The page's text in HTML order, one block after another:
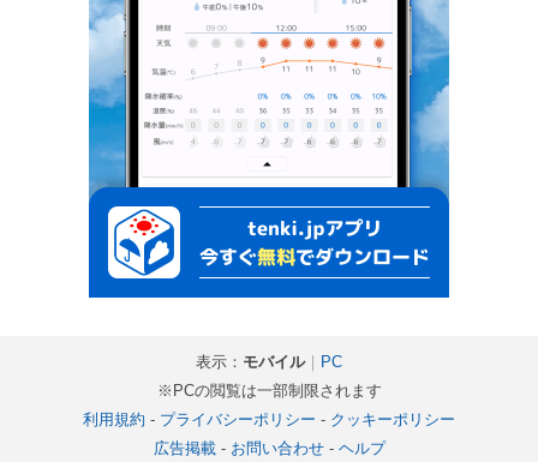
表示： モバイル｜ PC
※PCの閲覧は一部制限されます
利用規約 - プライバシーポリシー - クッキーポリシー
広告掲載- お問い合わせ- ヘルプ